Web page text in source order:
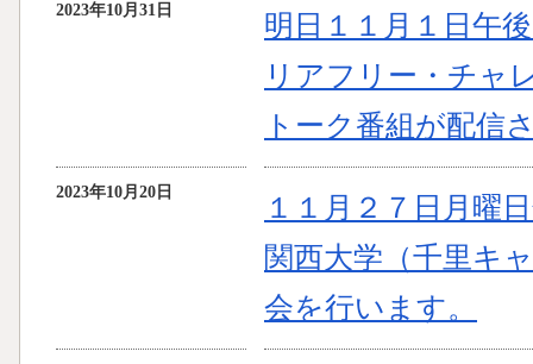
2023年10月31日
明日１１月１日午
リアフリー・チャ
トーク番組が配信
2023年10月20日
１１月２７日月曜
関西大学（千里キ
会を行います。